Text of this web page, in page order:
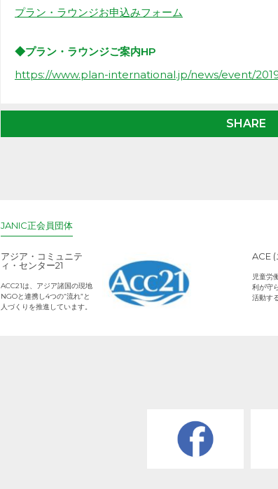
プラン・ラウンジお申込みフォーム
◆プラン・ラウンジご案内HP
https://www.plan-international.jp/news/event/
SHARE
JANIC正会員団体
アジア・コミュニテ
ィ・センター21
ACC21は、アジア諸国の現地
NGOと連携し4つの“流れ”と
人づくりを推進しています。
ACE
児童労
利が守
活動す